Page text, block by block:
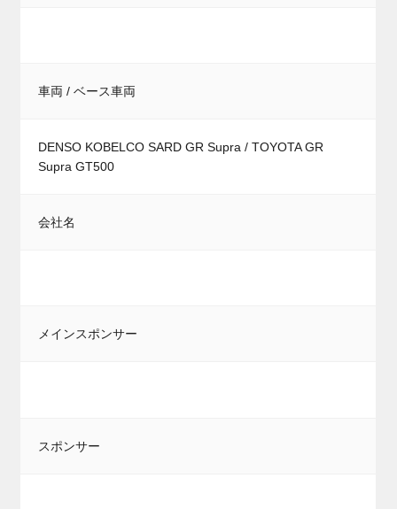
車両 / ベース車両
DENSO KOBELCO SARD GR Supra / TOYOTA GR
Supra GT500
会社名
メインスポンサー
スポンサー